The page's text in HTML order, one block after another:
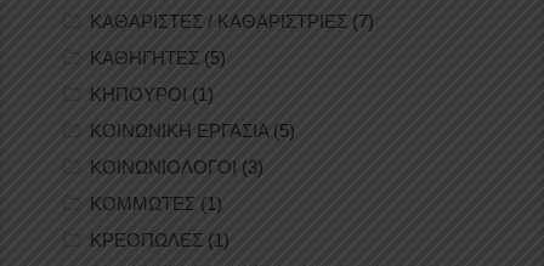
ΚΑΘΑΡΙΣΤΕΣ / ΚΑΘΑΡΙΣΤΡΙΕΣ (7)
ΚΑΘΗΓΗΤΕΣ (5)
ΚΗΠΟΥΡΟΙ (1)
ΚΟΙΝΩΝΙΚΗ ΕΡΓΑΣΙΑ (5)
ΚΟΙΝΩΝΙΟΛΟΓΟΙ (3)
ΚΟΜΜΩΤΕΣ (1)
ΚΡΕΟΠΩΛΕΣ (1)